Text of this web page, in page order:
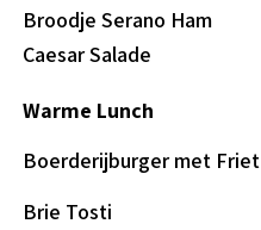
Broodje Serano Ham
Caesar Salade
Warme Lunch
Boerderijburger met Friet
Brie Tosti